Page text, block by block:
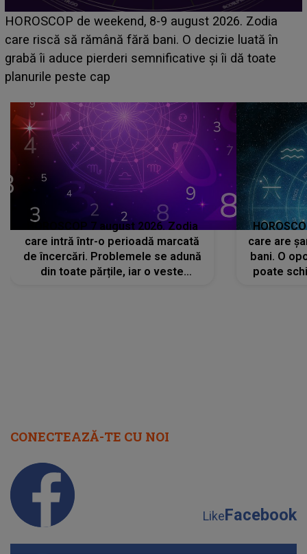
Emanuel a ținut ACEST DETALIU ASCUNS până
acum! În fața Alexandrei, concurentul din Casa
face o MĂRTURISIRE NEAȘTEPTATĂ despre
sa: "I-am spus și ei în față, eu nu te iubesc pentru
HOROSCOP 7 august 2026. Zodia
care intră într-o perioadă marcată
de încercări. Problemele se adună
din toate părțile, iar o veste
care are
bani. O
poate
CONECTEAZĂ-TE CU NOI
LikeFacebook